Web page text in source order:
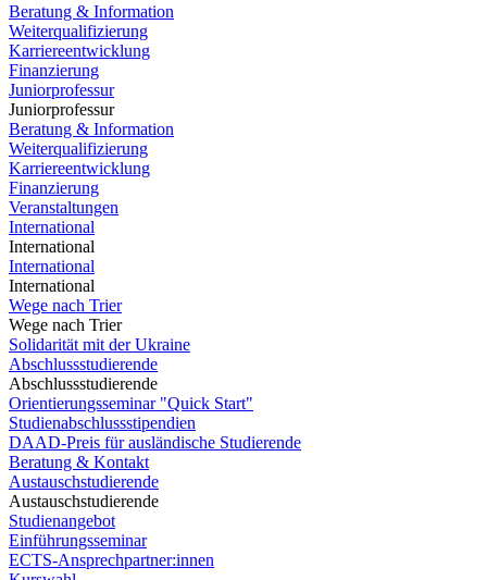
Beratung & Information
Weiterqualifizierung
Karriereentwicklung
Finanzierung
Juniorprofessur
Juniorprofessur
Beratung & Information
Weiterqualifizierung
Karriereentwicklung
Finanzierung
Veranstaltungen
International
International
International
International
Wege nach Trier
Wege nach Trier
Solidarität mit der Ukraine
Abschlussstudierende
Abschlussstudierende
Orientierungsseminar "Quick Start"
Studienabschlussstipendien
DAAD-Preis für ausländische Studierende
Beratung & Kontakt
Austauschstudierende
Austauschstudierende
Studienangebot
Einführungsseminar
ECTS-Ansprechpartner:innen